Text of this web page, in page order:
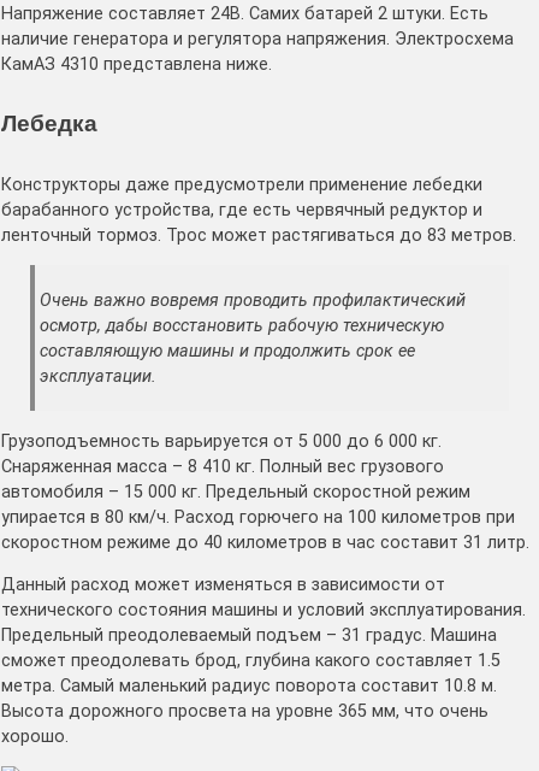
Напряжение составляет 24В. Самих батарей 2 штуки. Есть
наличие генератора и регулятора напряжения. Электросхема
КамАЗ 4310 представлена ниже.
Лебедка
Конструкторы даже предусмотрели применение лебедки
барабанного устройства, где есть червячный редуктор и
ленточный тормоз. Трос может растягиваться до 83 метров.
Очень важно вовремя проводить профилактический
осмотр, дабы восстановить рабочую техническую
составляющую машины и продолжить срок ее
эксплуатации.
Грузоподъемность варьируется от 5 000 до 6 000 кг.
Снаряженная масса – 8 410 кг. Полный вес грузового
автомобиля – 15 000 кг. Предельный скоростной режим
упирается в 80 км/ч. Расход горючего на 100 километров при
скоростном режиме до 40 километров в час составит 31 литр.
Данный расход может изменяться в зависимости от
технического состояния машины и условий эксплуатирования.
Предельный преодолеваемый подъем – 31 градус. Машина
сможет преодолевать брод, глубина какого составляет 1.5
метра. Самый маленький радиус поворота составит 10.8 м.
Высота дорожного просвета на уровне 365 мм, что очень
хорошо.